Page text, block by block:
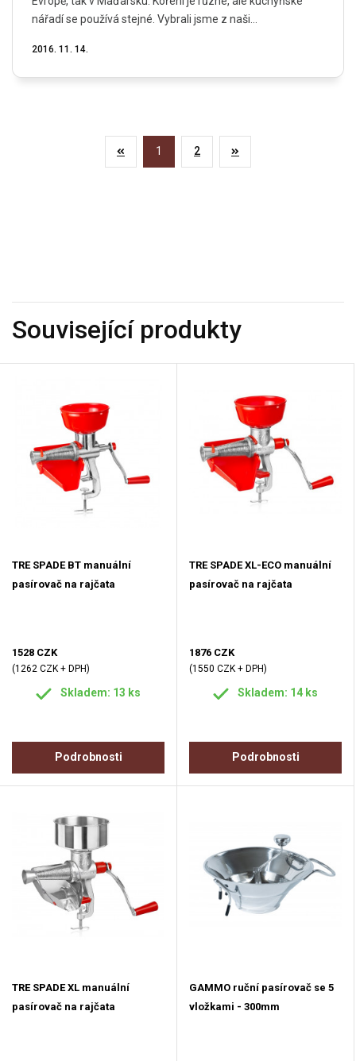
nářadí se používá stejné. Vybrali jsme z naši...
2016. 11. 14.
1 2
Související produkty
TRE SPADE BT manuální
pasírovač na rajčata
1528 CZK
(1262 CZK + DPH)
Skladem: 13 ks
Podrobnosti
TRE SPADE XL-ECO manuální
pasírovač na rajčata
1876 CZK
(1550 CZK + DPH)
Skladem: 14 ks
Podrobnosti
TRE SPADE XL manuální
pasírovač na rajčata
GAMMO ruční pasírovač se 5
vložkami - 300mm